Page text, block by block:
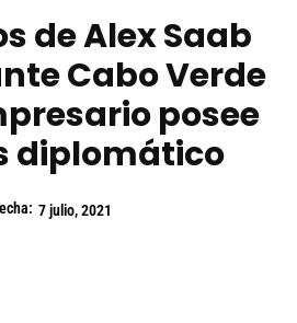
de Alex Saab
Cabo Verde
posee
diplomático
7 julio, 2021